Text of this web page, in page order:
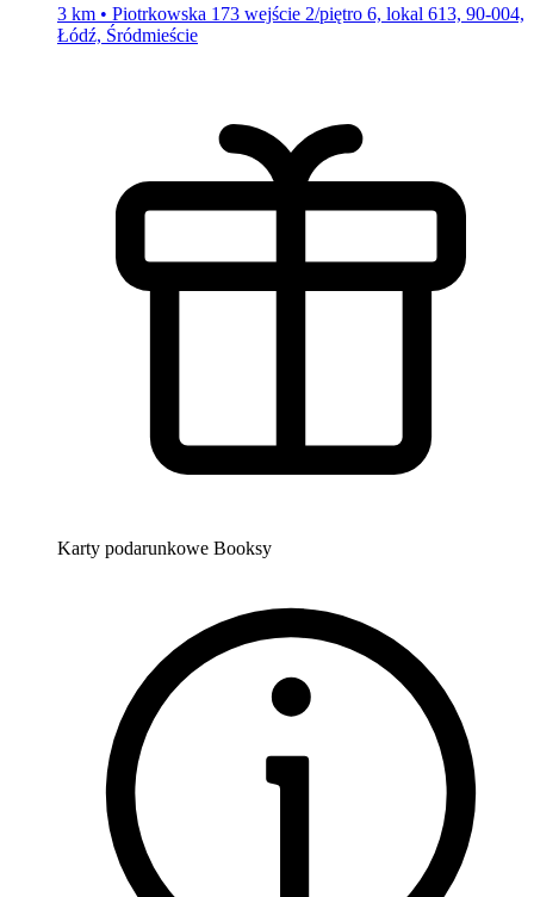
3 km • Piotrkowska 173 wejście 2/piętro 6, lokal 613, 90-004,
Łódź, Śródmieście
Karty podarunkowe Booksy